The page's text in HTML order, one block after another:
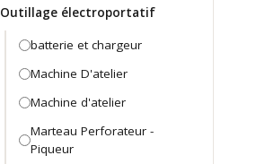
Outillage électroportatif
batterie et chargeur
Machine D'atelier
Machine d'atelier
Marteau Perforateur -
Piqueur